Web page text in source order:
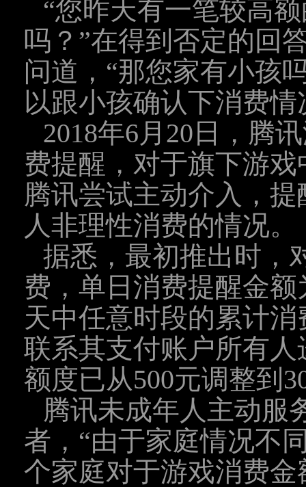
“您昨天有一笔较高
吗？”在得到否定的回
问道，“那您家有小孩
以跟小孩确认下消费情
2018年6月20日，腾
费提醒，对于旗下游
腾讯尝试主动介入，
人非理性消费的情况。
据悉，最初推出时，
费，单日消费提醒金
天中任意时段的累计
联系其支付账户所有
额度已从500元调整到
腾讯未成年人主动服
者，“由于家庭情况不
个家庭对于游戏消费